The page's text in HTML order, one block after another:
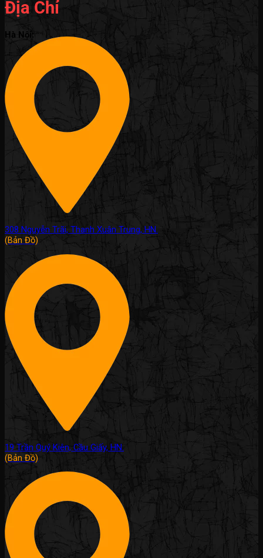
Địa Chỉ
Hà Nội:
308 Nguyễn Trãi, Thanh Xuân Trung, HN.
(Bản Đồ)
19 Trần Quý Kiên, Cầu Giấy, HN.
(Bản Đồ)